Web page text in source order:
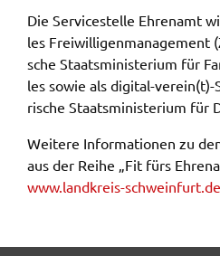
Die Service­stel­le Ehren­amt
les Frei­wil­li­gen­ma­nage­ment
sche Staats­mi­nis­te­ri­um für
les sowie als digi­tal-
ri­sche Staats­mi­nis­te­ri­um für
Weite­re Infor­ma­tio­nen zu
aus der Reihe „Fit fürs
www.​landkreis-​
YouTube
Zweck:
Einwilligung erweiterter
Youtube Videos
Google Maps
Name: